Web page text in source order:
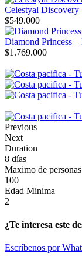
Celestyal Discovery
$549.000
Diamond Princess
$1.769.000
Previous
Next
Duration
8 días
Maximo de personas
100
Edad Minima
2
¿Te interesa este
Escríbenos por